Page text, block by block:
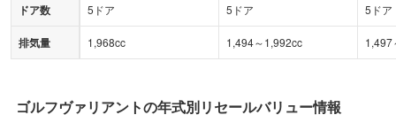
ドア数 5ドア 5ドア 5ドア
排気量 1,968cc 1,494～1,992cc 1,497
ゴルフヴァリアントの年式別リセールバリュー情報